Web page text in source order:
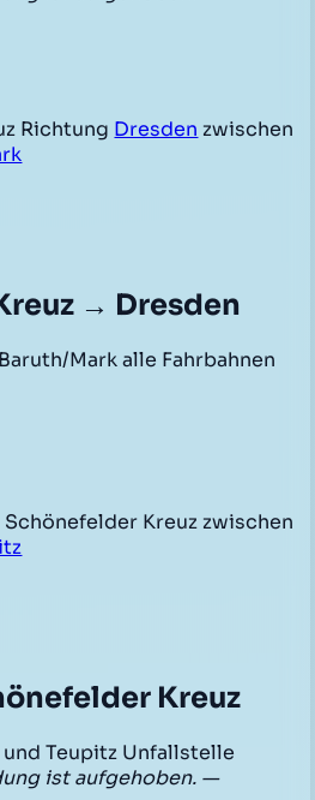
Richtung Dresden zwischen
→ Dresden
Mark alle Fahrbahnen
Kreuz zwischen
Kreuz
Teupitz Unfallstelle
ist aufgehoben. —